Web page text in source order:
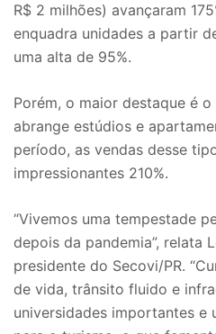
R$ 2 milhões) avançaram
enquadra unidades a partir
uma alta de 95%.
Porém, o maior destaque é
abrange estúdios e
período, as vendas desse
impressionantes 210%.
“Vivemos uma tempestade
depois da pandemia”, relata
presidente do Secovi/PR.
de vida, trânsito fluido e
universidades importantes e